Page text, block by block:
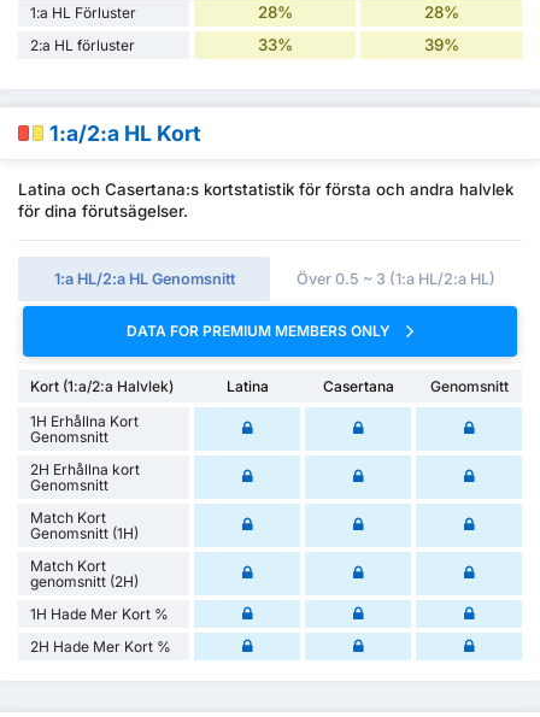
1:a HL Förluster 28% 28%
2:a HL förluster 33% 39%
1:a/2:a HL Kort
Latina och Casertana:s kortstatistik för första och andra halvlek
för dina förutsägelser.
1:a HL/2:a HL Genomsnitt Över 0.5 ~ 3 (1:a HL/2:a HL)
DATA FOR PREMIUM MEMBERS ONLY
Kort (1:a/2:a Halvlek) Latina Casertana
Genomsnitt
1H Erhållna Kort
Genomsnitt
2H Erhållna kort
Genomsnitt
Match Kort
Genomsnitt (1H)
Match Kort
genomsnitt (2H)
1H Hade Mer Kort %
2H Hade Mer Kort %